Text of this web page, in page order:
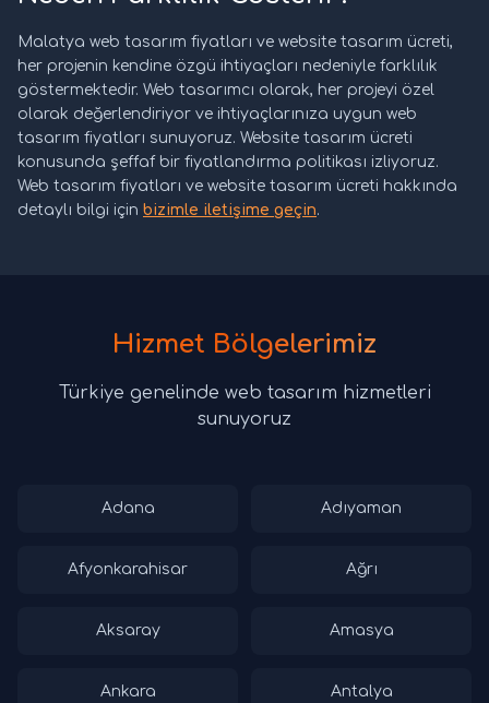
Malatya web tasarım fiyatları ve website tasarım ücreti,
her projenin kendine özgü ihtiyaçları nedeniyle farklılık
göstermektedir. Web tasarımcı olarak, her projeyi özel
olarak değerlendiriyor ve ihtiyaçlarınıza uygun web
tasarım fiyatları sunuyoruz. Website tasarım ücreti
konusunda şeffaf bir fiyatlandırma politikası izliyoruz.
Web tasarım fiyatları ve website tasarım ücreti hakkında
detaylı bilgi için bizimle iletişime geçin.
Hizmet Bölgelerimiz
Türkiye genelinde web tasarım hizmetleri
sunuyoruz
Adana Adıyaman
Afyonkarahisar Ağrı
Aksaray Amasya
Ankara Antalya